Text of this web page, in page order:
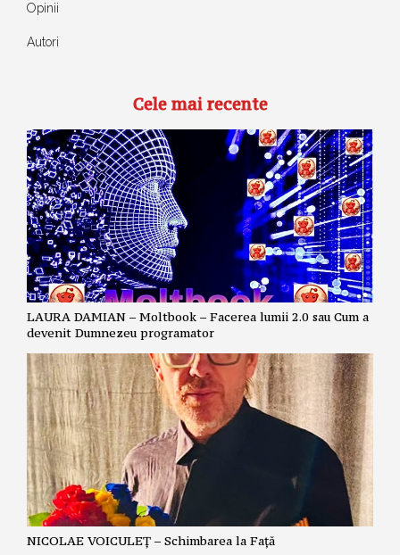
Opinii
Autori
Cele mai recente
LAURA DAMIAN – Moltbook – Facerea lumii 2.0 sau Cum a
devenit Dumnezeu programator
NICOLAE VOICULEȚ – Schimbarea la Față